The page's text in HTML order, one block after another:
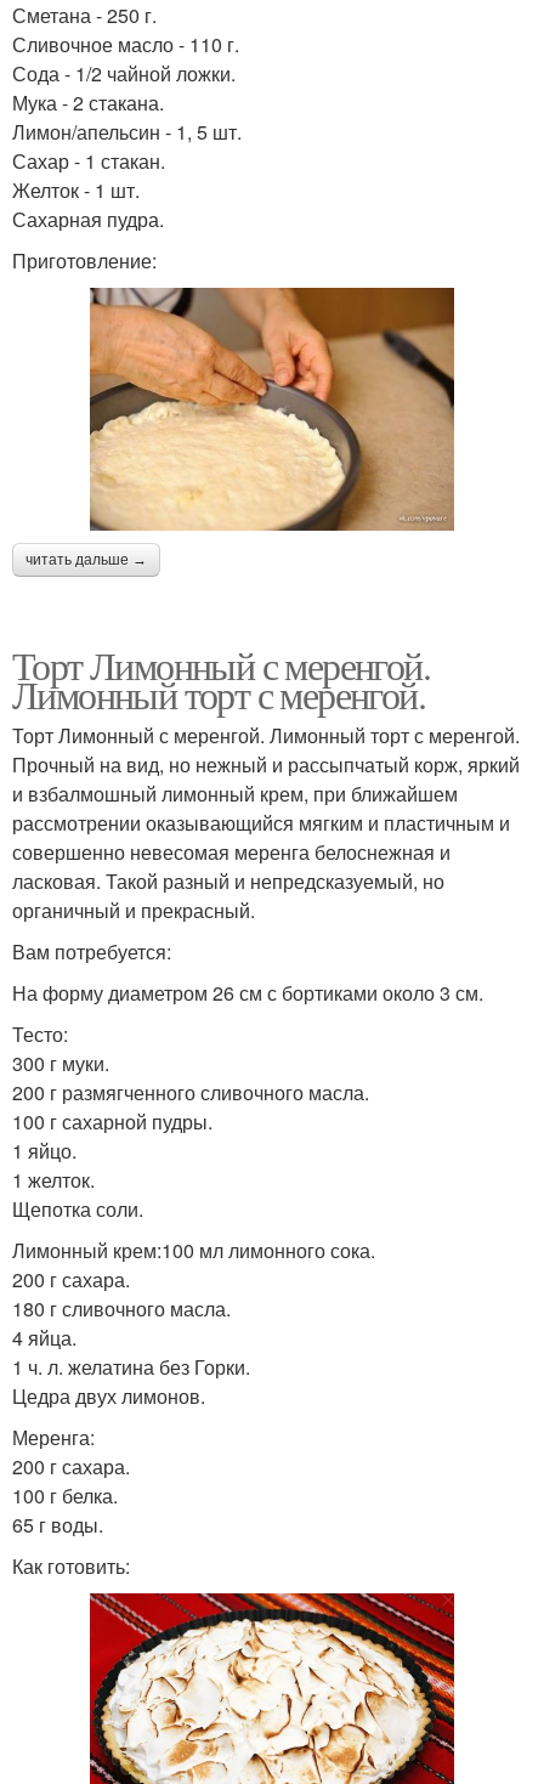
Сметана - 250 г.
Сливочное масло - 110 г.
Сода - 1/2 чайной ложки.
Мука - 2 стакана.
Лимон/апельсин - 1, 5 шт.
Сахар - 1 стакан.
Желток - 1 шт.
Сахарная пудра.
Приготовление:
читать дальше →
Торт Лимонный с меренгой.
Лимонный торт с меренгой.
Торт Лимонный с меренгой. Лимонный торт с меренгой.
Прочный на вид, но нежный и рассыпчатый корж, яркий
и взбалмошный лимонный крем, при ближайшем
рассмотрении оказывающийся мягким и пластичным и
совершенно невесомая меренга белоснежная и
ласковая. Такой разный и непредсказуемый, но
органичный и прекрасный.
Вам потребуется:
На форму диаметром 26 см с бортиками около 3 см.
Тесто:
300 г муки.
200 г размягченного сливочного масла.
100 г сахарной пудры.
1 яйцо.
1 желток.
Щепотка соли.
Лимонный крем:100 мл лимонного сока.
200 г сахара.
180 г сливочного масла.
4 яйца.
1 ч. л. желатина без Горки.
Цедра двух лимонов.
Меренга:
200 г сахара.
100 г белка.
65 г воды.
Как готовить: